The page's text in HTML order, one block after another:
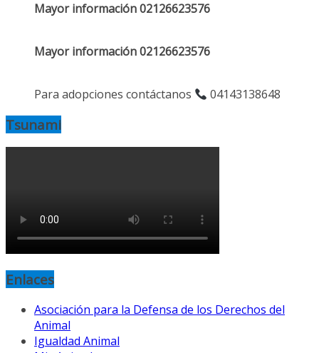
Mayor información 02126623576
Mayor información 02126623576
Para adopciones contáctanos 04143138648
Tsunami
Enlaces
Asociación para la Defensa de los Derechos del
Animal
Igualdad Animal